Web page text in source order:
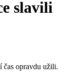
slavili
čas opravdu užili.